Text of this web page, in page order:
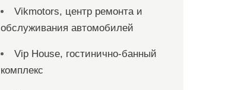
Vikmotors, центр ремонта и
обслуживания автомобилей
Vip House, гостинично-банный
комплекс